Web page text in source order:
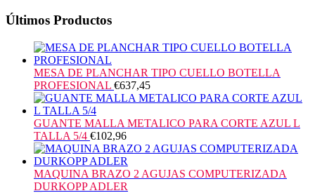
Últimos Productos
MESA DE PLANCHAR TIPO CUELLO BOTELLA
PROFESIONAL €637,45
GUANTE MALLA METALICO PARA CORTE AZUL L
TALLA 5/4 €102,96
MAQUINA BRAZO 2 AGUJAS COMPUTERIZADA
DURKOPP ADLER